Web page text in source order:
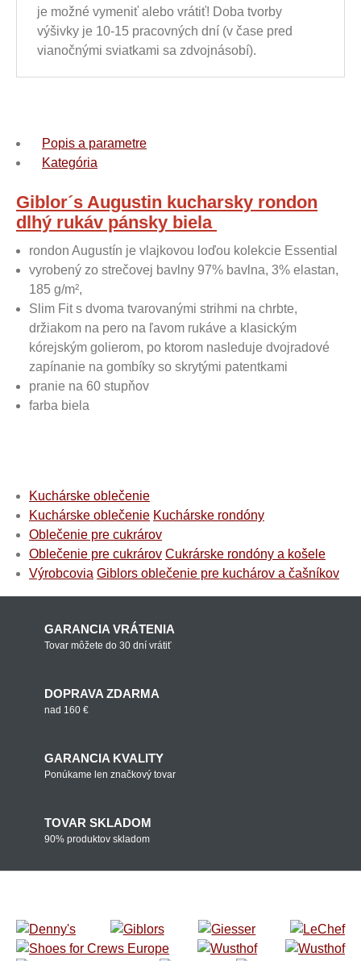
je možné vymeniť alebo vrátiť! Doba tvorby
výšivky je 10-15 pracovných dní (v čase pred
vianočnými sviatkami sa zdvojnásobí).
Popis a parametre
Kategória
Giblor´s Augustin kucharsky rondon
dlhý rukáv pánsky biela
rondon Augustín je vlajkovou loďou kolekcie Essential
vyrobený zo strečovej bavlny 97% bavlna, 3% elastan,
185 g/m²,
Slim Fit s dvoma tvarovanými strihmi na chrbte,
držiakom na pero na ľavom rukáve a klasickým
kórejským golierom, po ktorom nasleduje dvojradové
zapínanie na gombíky so skrytými patentkami
pranie na 60 stupňov
farba biela
Kuchárske oblečenie
Kuchárske oblečenie Kuchárske rondóny
Oblečenie pre cukrárov
Oblečenie pre cukrárov Cukrárske rondóny a košele
Výrobcovia Giblors oblečenie pre kuchárov a čašníkov
GARANCIA VRÁTENIA
Tovar môžete do 30 dní vrátiť
DOPRAVA ZDARMA
nad 160 €
GARANCIA KVALITY
Ponúkame len značkový tovar
TOVAR SKLADOM
90% produktov skladom